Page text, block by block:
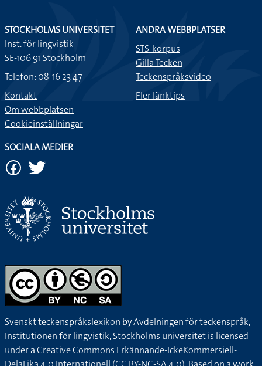
STOCKHOLMS UNIVERSITET
Inst. för lingvistik
SE-106 91 Stockholm
Telefon: 08-16 23 47
Kontakt
Om webbplatsen
Cookieinställningar
ANDRA WEBBPLATSER
STS-korpus
Gilla Tecken
Teckenspråksvideo
Fler länktips
SOCIALA MEDIER
Svenskt teckenspråkslexikon byAvdelningen för teckenspråk,
Institutionen för lingvistik, Stockholms universitetis licensed
under aCreative Commons Erkännande-IckeKommersiell-